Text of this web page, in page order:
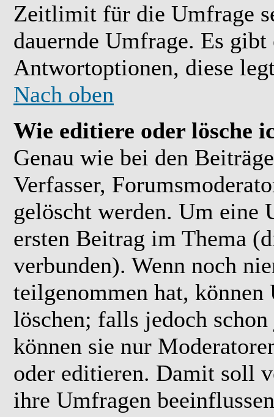
Zeitlimit für die Umfrage
dauernde Umfrage. Es
Antwortoptionen, diese
Nach oben
Wie editiere oder lösche
Genau wie bei den
Verfasser,
gelöscht werden. Um eine
ersten Beitrag im Thema
verbunden). Wenn noch
teilgenommen hat,
löschen; falls jedoch
können sie nur
oder editieren. Damit soll
ihre Umfragen